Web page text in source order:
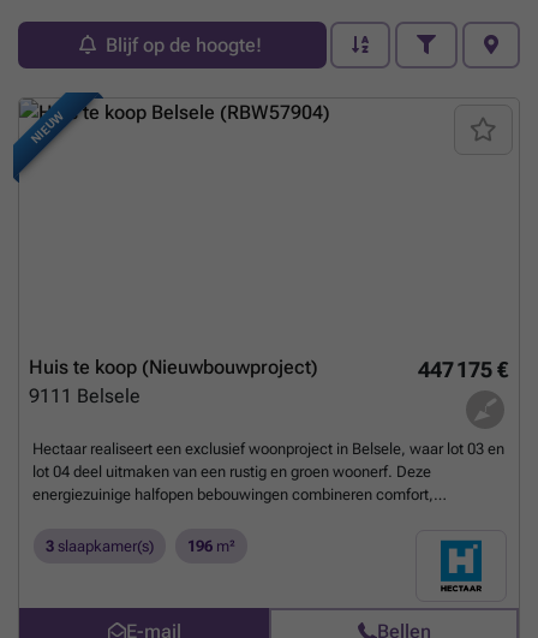
Blijf op de hoogte!
NIEUW
447 175 €
Huis te koop (Nieuwbouwproject)
9111 Belsele
Hectaar realiseert een exclusief woonproject in Belsele, waar lot 03 en
lot 04 deel uitmaken van een rustig en groen woonerf. Deze
energiezuinige halfopen bebouwingen combineren comfort,
kopers de mogelijkheid om de afwerking volledig zelf te bepalen in
samenspraak met onze partnerleveranciers, zodat de woning volledig
afgestemd is op uw persoonlijke stijl en wensen.Beide woningen
beschikken over een vaste parkeerplaats/carport, centraal gelegen
vooraan het woonerf.Indeling van de woning lot 04:Gelijkvloers:
3 slaapkamer(s) 196 m²
E-mail Bellen